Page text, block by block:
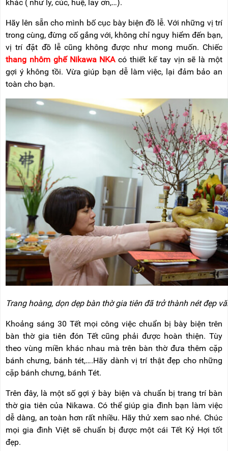
khác ( như ly, cúc, huệ, lay ơn,…).
Hãy lên sẵn cho mình bố cục bày biện đồ lễ. Với những vị trí
trong cùng, đừng cố gắng với, không chỉ nguy hiểm đến bạn,
vị trí đặt đồ lễ cũng không được như mong muốn. Chiếc
thang nhôm ghế Nikawa NKAcó thiết kế tay vịn sẽ là một
gợi ý không tồi. Vừa giúp bạn dễ làm việc, lại đảm bảo an
toàn cho bạn.
Trang hoàng, dọn dẹp bàn thờ gia tiên đã trở thành nét đẹp
Khoảng sáng 30 Tết mọi công việc chuẩn bị bày biện trên
bàn thờ gia tiên đón Tết cũng phải được hoàn thiện. Tùy
theo vùng miền khác nhau mà trên bàn thờ đưa thêm cặp
bánh chưng, bánh tét,….Hãy dành vị trí thật đẹp cho những
cặp bánh chưng, bánh Tét.
Trên đây, là một số gợi ý bày biện và chuẩn bị trang trí bàn
thờ gia tiên của Nikawa. Có thể giúp gia đình bạn làm việc
dễ dàng, an toàn hơn rất nhiều. Hãy thử xem sao nhé. Chúc
mọi gia đình Việt sẽ chuẩn bị được một cái Tết Kỷ Hợi tốt
đẹp.